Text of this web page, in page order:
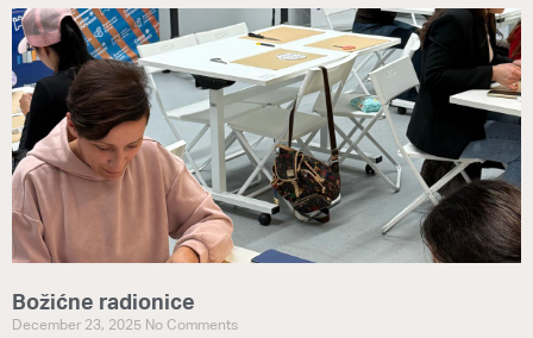
Božićne radionice
December 23, 2025 No Comments